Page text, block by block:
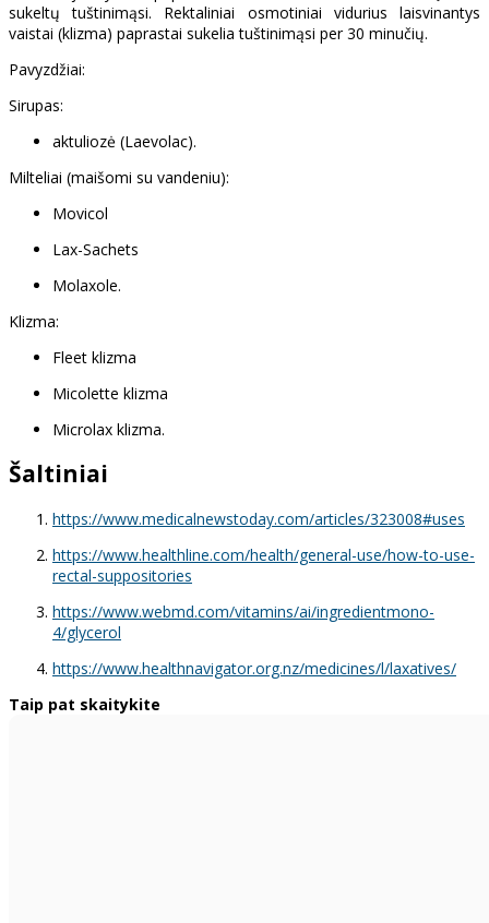
sukeltų tuštinimąsi. Rektaliniai osmotiniai vidurius laisvinantys
vaistai (klizma) paprastai sukelia tuštinimąsi per 30 minučių.
Pavyzdžiai:
Sirupas:
aktuliozė (Laevolac).
Milteliai (maišomi su vandeniu):
Movicol
Lax-Sachets
Molaxole.
Klizma:
Fleet klizma
Micolette klizma
Microlax klizma.
Šaltiniai
https://www.medicalnewstoday.com/articles/323008#uses
https://www.healthline.com/health/general-use/how-to-use-
rectal-suppositories
https://www.webmd.com/vitamins/ai/ingredientmono-
4/glycerol
https://www.healthnavigator.org.nz/medicines/l/laxatives/
Taip pat skaitykite